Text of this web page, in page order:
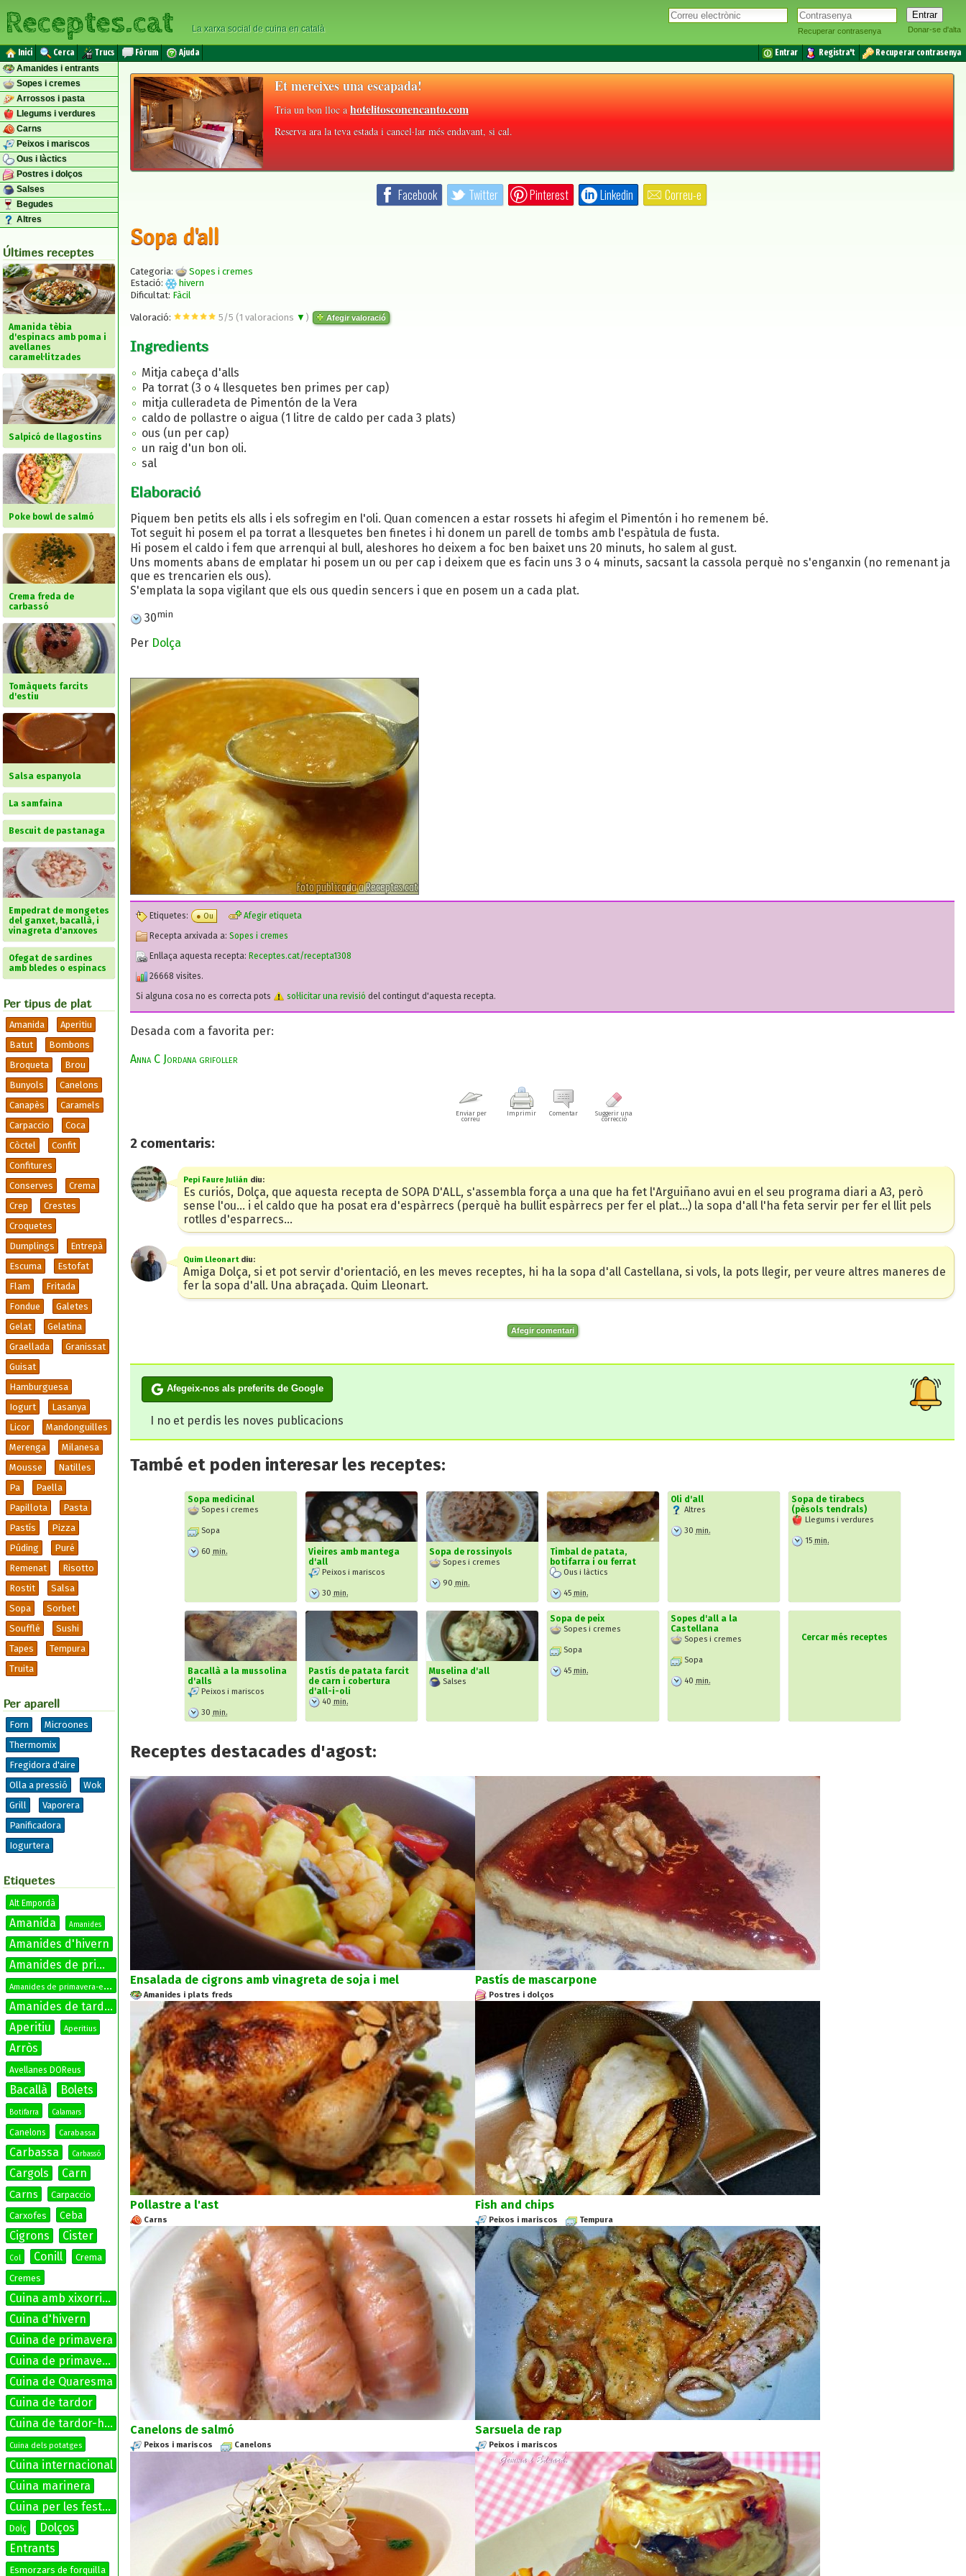
Recuperar contrasenya Donar-se d'alta
Receptes.cat La xarxa social de cuina en català
Inici Cerca Trucs Fòrum Ajuda Entrar Registra't
Recuperar contrasenya
Amanides i entrants
Sopes i cremes
Arrossos i pasta
Llegums i verdures
Carns
Peixos i mariscos
Ous i làctics
Postres i dolços
Salses
Begudes
Altres
Últimes receptes
Amanida tèbia
d'espinacs amb poma i
avellanes
caramel·litzades
Salpicó de llagostins
Poke bowl de salmó
Crema freda de
carbassó
Tomàquets farcits
d'estiu
Salsa espanyola
La samfaina
Bescuit de pastanaga
Empedrat de mongetes
del ganxet, bacallà, i
vinagreta d'anxoves
Ofegat de sardines
amb bledes o espinacs
Per tipus de plat
Amanida
Aperitiu
Batut
Bombons
Broqueta
Brou
Bunyols
Canelons
Canapès
Caramels
Carpaccio
Coca
Còctel
Confit
Confitures
Conserves
Crema
Crep
Crestes
Croquetes
Dumplings
Entrepà
Escuma
Estofat
Flam
Fritada
Fondue
Galetes
Gelat
Gelatina
Graellada
Granissat
Guisat
Hamburguesa
Iogurt
Lasanya
Licor
Mandonguilles
Merenga
Milanesa
Mousse
Natilles
Pa
Paella
Papillota
Pasta
Pastís
Pizza
Púding
Puré
Remenat
Risotto
Rostit
Salsa
Sopa
Sorbet
Soufflé
Sushi
Tapes
Tempura
Truita
Per aparell
Forn
Microones
Thermomix
Fregidora d'aire
Olla a pressió
Wok
Grill
Vaporera
Panificadora
Iogurtera
Etiquetes
Alt Empordà
Amanida Amanides
Amanides d'hivern
Amanides de primavera
A
manides de primavera-estiu
Amanides de tardor
Aperitiu
Aperitius
Arròs
Avellanes DOReus
Bacallà Bolets
Botifarra Calamars
Canelons Carabassa
Carbassa Carbassó
Cargols Carn
Carns
Carpaccio
Carxofes
Ceba
Cigrons Cister
Col Conill
Crema
Cremes
Cuina amb xixorrites
Cuina d'hivern
Cuina de primavera
Cuina de primavera-estiu
Cuina de Quaresma
Cuina de tardor
Cuina de tardor-hivern
Cuina dels potatges
Cuina internacional
Cuina marinera
Cuina per les festes
Dolç
Dolços
Entrants
Esmorzars de forquilla
Et mereixes una escapada!
Tria un bon lloc ahotelitosconencanto.com
Reserva ara la teva estada i cancel·lar més endavant, si cal.
Facebook Twitter Pinterest Linkedin Correu-e
Sopa d'all
Categoria:
Sopes i cremes
Estació:
hivern
Dificultat: Fàcil
Valoració: 5 /5 (1 valoracions ▼ ) Afegir valoració
Ingredients
Mitja cabeça d'alls
Pa torrat (3 o 4 llesquetes ben primes per cap)
mitja culleradeta de Pimentón de la Vera
caldo de pollastre o aigua (1 litre de caldo per cada 3 plats)
ous (un per cap)
un raig d'un bon oli.
sal
Elaboració
Piquem ben petits els alls i els sofregim en l'oli. Quan comencen a estar rossets hi afegim el Pimentón i ho remenem bé.
Tot seguit hi posem el pa torrat a llesquetes ben finetes i hi donem un parell de tombs amb l'espàtula de fusta.
Hi posem el caldo i fem que arrenqui al bull, aleshores ho deixem a foc ben baixet uns 20 minuts, ho salem al gust.
Uns moments abans de emplatar hi posem un ou per cap i deixem que es facin uns 3 o 4 minuts, sacsant la cassola perquè no s'enganxin (no remenant ja
que es trencarien els ous).
S'emplata la sopa vigilant que els ous quedin sencers i que en posem un a cada plat.
30min
Per Dolça
Etiquetes: Ou
Afegir etiqueta
Recepta arxivada a: Sopes i cremes
Enllaça aquesta recepta: Receptes.cat/recepta1308
26668 visites.
Si alguna cosa no es correcta pots
sol·licitar una revisió del contingut d'aquesta recepta.
Desada com a favorita per:
Anna C Jordana grifoller
Enviar per
correu
Imprimir Comentar
Suggerir una
correcció
2 comentaris:
Pepi Faure Julián diu:
Es curiós, Dolça, que aquesta recepta de SOPA D'ALL, s'assembla força a una que ha fet l'Arguiñano avui en el seu programa diari a A3, però
sense l'ou... i el caldo que ha posat era d'espàrrecs (perquè ha bullit espàrrecs per fer el plat...) la sopa d'all l'ha feta servir per fer el llit pels
rotlles d'esparrecs...
Quim Lleonartdiu:
Amiga Dolça, si et pot servir d'orientació, en les meves receptes, hi ha la sopa d'all Castellana, si vols, la pots llegir, per veure altres maneres de
fer la sopa d'all. Una abraçada. Quim Lleonart.
Afegir comentari
Afegeix-nos als preferits de Google
I no et perdis les noves publicacions
També et poden interesar les receptes:
Sopa medicinal
Sopes i cremes
Sopa
60 min.
Vieires amb mantega
d'all
Peixos i mariscos
30 min.
Sopa de rossinyols
Sopes i cremes
90 min.
Timbal de patata,
botifarra i ou ferrat
Ous i làctics
45 min.
Oli d'all
Altres
30 min.
Sopa de tirabecs
(pèsols tendrals)
Llegums i verdures
15 min.
Bacallà a la mussolina
d'alls
Peixos i mariscos
30 min.
Pastís de patata farcit
de carn i cobertura
d'all-i-oli
40 min.
Muselina d'all
Salses
Sopa de peix
Sopes i cremes
Sopa
45 min.
Sopes d'all a la
Castellana
Sopes i cremes
Sopa
40 min.
Cercar més receptes
Receptes destacades d'agost:
Ensalada de cigrons amb vinagreta de soja i mel
Amanides i plats freds
Pastís de mascarpone
Postres i dolços
Pollastre a l'ast
Carns
Fish and chips
Peixos i mariscos Tempura
Canelons de salmó
Peixos i mariscos Canelons
Sarsuela de rap
Peixos i mariscos